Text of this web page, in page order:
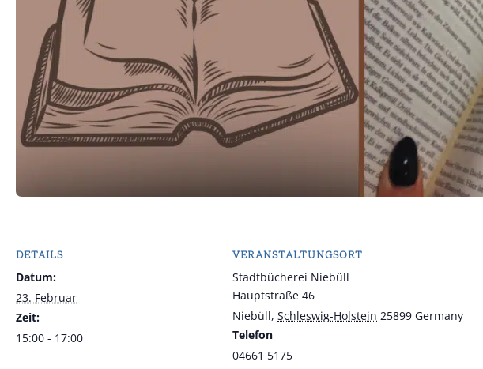
DETAILS
Datum:
23. Februar
Zeit:
15:00 - 17:00
VERANSTALTUNGSORT
Stadtbücherei Niebüll
Hauptstraße 46
Niebüll, Schleswig-Holstein 25899 Germany
Telefon
04661 5175